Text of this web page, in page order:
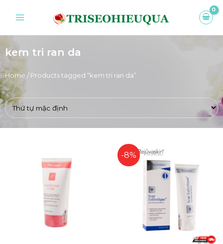
kem tri ran da
Home / Products tagged “kem tri ran da”
-8%